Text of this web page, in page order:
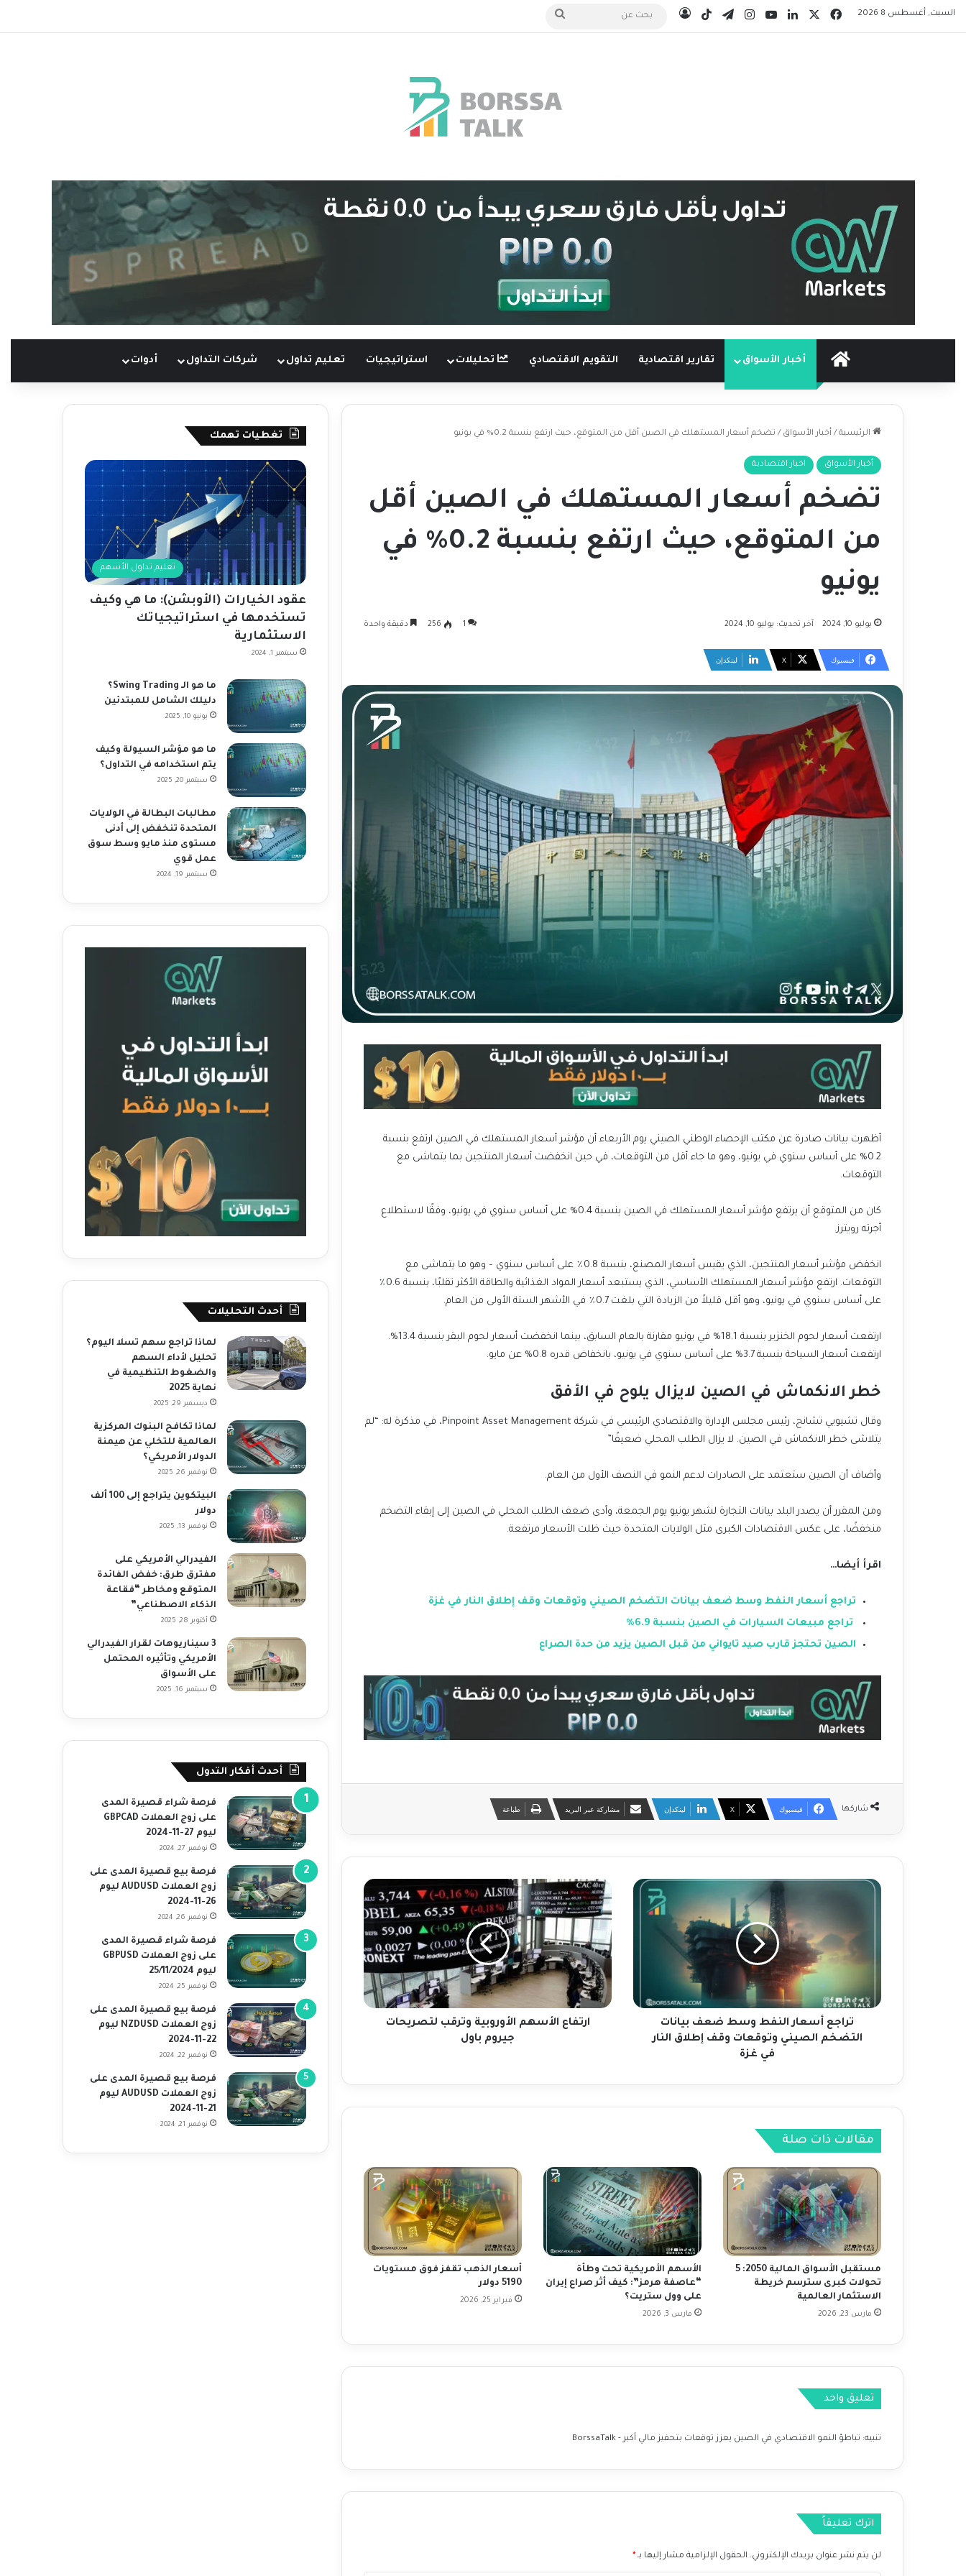
السبت, أغسطس 8 2026 فيسبوك لينكدإن‫YouTubeانستقرامتيلقرام‫TikTokتسجيل الدخول
الرئيسيةأخبار الأسواق تقارير اقتصادية التقويم الاقتصادي تحليلات استراتيجيات تعليم تداول شركات التداول أدوات
الرئيسية / أخبار الأسواق / تضخم أسعار المستهلك في الصين أقل من المتوقع، حيث ارتفع بنسبة 0.2% في يونيو
أخبار الأسواق اخبار اقتصادية
تضخم أسعار المستهلك في الصين أقل
من المتوقع، حيث ارتفع بنسبة 0.2% في
يونيو
يوليو 10, 2024 آخر تحديث: يوليو 10, 2024 1
256 دقيقة واحدة
فيسبوك ‫X لينكدإن
أظهرت بيانات صادرة عن مكتب الإحصاء الوطني الصيني يوم الأربعاء أن مؤشر أسعار المستهلك في الصين ارتفع بنسبة
0.2% على أساس سنوي في يونيو، وهو ما جاء أقل من التوقعات، في حين انخفضت أسعار المنتجين بما يتماشى مع
التوقعات.
كان من المتوقع أن يرتفع مؤشر أسعار المستهلك في الصين بنسبة 0.4% على أساس سنوي في يونيو، وفقًا لاستطلاع
أجرته رويترز.
انخفض مؤشر أسعار المنتجين، الذي يقيس أسعار المصنع، بنسبة 0.8٪ على أساس سنوي – وهو ما يتماشى مع
التوقعات. ارتفع مؤشر أسعار المستهلك الأساسي، الذي يستبعد أسعار المواد الغذائية والطاقة الأكثر تقلبًا، بنسبة 0.6٪
على أساس سنوي في يونيو، وهو أقل قليلاً من الزيادة التي بلغت 0.7٪ في الأشهر الستة الأولى من العام.
ارتفعت أسعار لحوم الخنزير بنسبة 18.1% في يونيو مقارنة بالعام السابق، بينما انخفضت أسعار لحوم البقر بنسبة 13.4%.
ارتفعت أسعار السياحة بنسبة 3.7% على أساس سنوي في يونيو، بانخفاض قدره 0.8% عن مايو.
خطر الانكماش في الصين لايزال يلوح في الأفق
وقال تشيويي تشانج، رئيس مجلس الإدارة والاقتصادي الرئيسي في شركة Pinpoint Asset Management، في مذكرة له: “لم
يتلاشى خطر الانكماش في الصين. لا يزال الطلب المحلي ضعيفًا”
وأضاف أن الصين ستعتمد على الصادرات لدعم النمو في النصف الأول من العام.
ومن المقرر أن يصدر البلد بيانات التجارة لشهر يونيو يوم الجمعة، وأدى ضعف الطلب المحلي في الصين إلى إبقاء التضخم
منخفضًا، على عكس الاقتصادات الكبرى مثل الولايات المتحدة حيث ظلت الأسعار مرتفعة.
اقرأ أيضا…
تراجع أسعار النفط وسط ضعف بيانات التضخم الصيني وتوقعات وقف إطلاق النار في غزة
تراجع مبيعات السيارات في الصين بنسبة 6.9%
الصين تحتجز قارب صيد تايواني من قبل الصين يزيد من حدة الصراع
شاركها فيسبوك ‫X لينكدإن مشاركة عبر البريد طباعة
ت
ا
ف
س
ط
ع
ن
ت
ا
ل
م
ت
ع
ا
تراجع أسعار النفط وسط ضعف بيانات
التضخم الصيني وتوقعات وقف إطلاق النار
في غزة
ر
ت
ف
ا
ا
أ
ل
ي
ة
و
ت
ر
ق
ب
ا
ا
ارتفاع الأسهم الأوروبية وترقب لتصريحات
جيروم باول
مقالات ذات صلة
مستقبل الأسواق المالية 2050: 5
تحولات كبرى سترسم خريطة
الاستثمار العالمية
مارس 23, 2026
الأسهم الأمريكية تحت وطأة
“عاصفة هرمز”: كيف أثر صراع إيران
على وول ستريت؟
مارس 3, 2026
أسعار الذهب تقفز فوق مستويات
5190 دولار
فبراير 25, 2026
تعليق واحد
تنبيه: تباطؤ النمو الاقتصادي في الصين يعزز توقعات بتحفيز مالي أكبر - BorssaTalk
اترك تعليقاً
لن يتم نشر عنوان بريدك الإلكتروني. الحقول الإلزامية مشار إليها بـ *
تغطيات تهمك
تعليم تداول الأسهم
عقود الخيارات (الأوبشن): ما هي وكيف
تستخدمها في استراتيجياتك
الاستثمارية
سبتمبر 1, 2024
ما هو الـ Swing Trading؟
دليلك الشامل للمبتدئين
يونيو 10, 2025
ما هو مؤشر السيولة وكيف
يتم استخدامه في التداول؟
سبتمبر 20, 2025
مطالبات البطالة في الولايات
المتحدة تنخفض إلى أدنى
مستوى منذ مايو وسط سوق
عمل قوي
سبتمبر 19, 2024
أحدث التحليلات
لماذا تراجع سهم تسلا اليوم؟
تحليل لأداء السهم
والضغوط التنظيمية في
نهاية 2025
ديسمبر 29, 2025
لماذا تكافح البنوك المركزية
العالمية للتخلي عن هيمنة
الدولار الأمريكي؟
نوفمبر 26, 2025
البيتكوين يتراجع إلى 100 ألف
دولار
نوفمبر 13, 2025
الفيدرالي الأمريكي على
مفترق طرق: خفض الفائدة
المتوقع ومخاطر “فقاعة
الذكاء الاصطناعي”
أكتوبر 28, 2025
3 سيناريوهات لقرار الفيدرالي
الأمريكي وتأثيره المحتمل
على الأسواق
سبتمبر 16, 2025
أحدث أفكار التدول
فرصة شراء قصيرة المدى
على زوج العملات GBPCAD
ليوم 27-11-2024
نوفمبر 27, 2024
فرصة بيع قصيرة المدى على
زوج العملات AUDUSD ليوم
26-11-2024
نوفمبر 26, 2024
فرصة شراء قصيرة المدى
على زوج العملات GBPUSD
ليوم 25/11/2024
نوفمبر 25, 2024
فرصة بيع قصيرة المدى على
زوج العملات NZDUSD ليوم
22-11-2024
نوفمبر 22, 2024
فرصة بيع قصيرة المدى على
زوج العملات AUDUSD ليوم
21-11-2024
نوفمبر 21, 2024